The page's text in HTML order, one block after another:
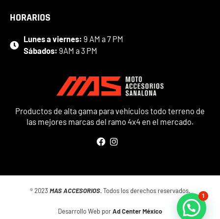
Productos de alta gama para vehículos todo terreno de
las mejores marcas del ramo 4x4 en el mercado.
HORARIOS
Lunes a viernes: 9 AM a 7 PM
Sábados: 9AM a 3 PM
® 2023 MAS ACCESORIOS.Todos los derechos reservados.
Desarrollo Web porAd Center México
1